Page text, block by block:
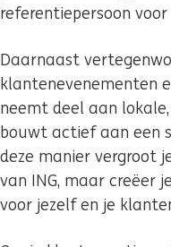
referentiepersoon
Daarnaast
klantenevenementen
neemt deel aan
bouwt actief aan een
deze manier vergroot
van ING, maar creëer
voor jezelf en je